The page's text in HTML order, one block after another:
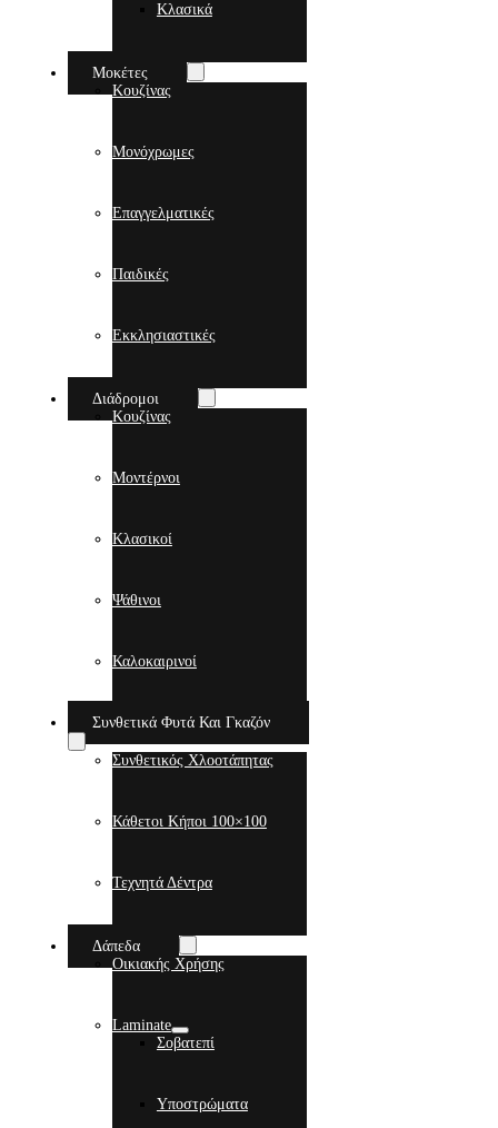
Κλασικά
Μοκέτες
Κουζίνας
Μονόχρωμες
Επαγγελματικές
Παιδικές
Εκκλησιαστικές
Διάδρομοι
Κουζίνας
Μοντέρνοι
Κλασικοί
Ψάθινοι
Καλοκαιρινοί
Συνθετικά Φυτά Και Γκαζόν
Συνθετικός Χλοοτάπητας
Κάθετοι Κήποι 100×100
Τεχνητά Δέντρα
Δάπεδα
Οικιακής Χρήσης
Laminate
Σοβατεπί
Υποστρώματα